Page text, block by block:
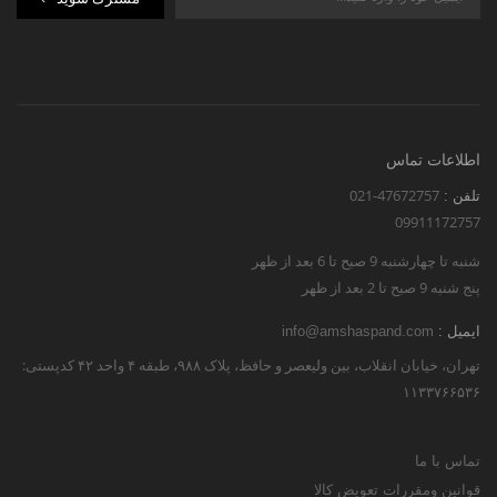
اطلاعات تماس
تلفن : 021-47672757
09911172757
شنبه تا چهارشنبه 9 صبح تا 6 بعد از ظهر
پنج شنبه 9 صبح تا 2 بعد از ظهر
ایمیل : info@amshaspand.com
تهران، خیابان انقلاب، بین ولیعصر و حافظ، پلاک ۹۸۸، طبقه ۴ واحد ۴۲ کدپستی:
۱۱۳۳۷۶۶۵۳۶
تماس با ما
قوانین ومقررات تعویض کالا